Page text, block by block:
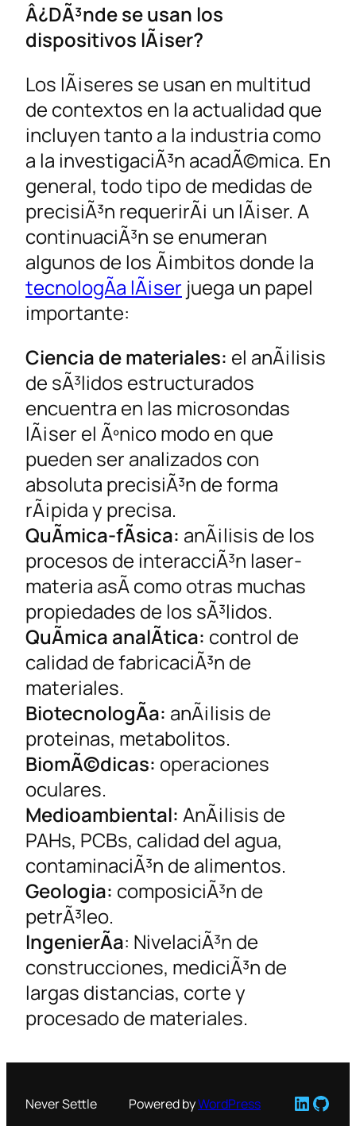
Â¿DÃ³nde se usan los
dispositivos lÃ¡ser?
Los lÃ¡seres se usan en multitud
de contextos en la actualidad que
incluyen tanto a la industria como
a la investigaciÃ³n acadÃ©mica. En
general, todo tipo de medidas de
precisiÃ³n requerirÃ¡ un lÃ¡ser. A
continuaciÃ³n se enumeran
algunos de los Ã¡mbitos donde la
tecnologÃ­a lÃ¡ser juega un papel
importante:
Ciencia de materiales: el anÃ¡lisis
de sÃ³lidos estructurados
encuentra en las microsondas
lÃ¡ser el Ãºnico modo en que
pueden ser analizados con
absoluta precisiÃ³n de forma
rÃ¡pida y precisa.
QuÃ­mica-fÃ­sica: anÃ¡lisis de los
procesos de interacciÃ³n laser-
materia asÃ­ como otras muchas
propiedades de los sÃ³lidos.
QuÃ­mica analÃ­tica: control de
calidad de fabricaciÃ³n de
materiales.
BiotecnologÃ­a: anÃ¡lisis de
proteinas, metabolitos.
BiomÃ©dicas: operaciones
oculares.
Medioambiental: AnÃ¡lisis de
PAHs, PCBs, calidad del agua,
contaminaciÃ³n de alimentos.
Geologia: composiciÃ³n de
petrÃ³leo.
IngenierÃ­a: NivelaciÃ³n de
construcciones, mediciÃ³n de
largas distancias, corte y
procesado de materiales.
Never Settle Powered byWordPress